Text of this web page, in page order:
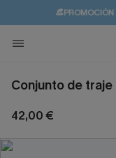
🚚ENVÍO
Conjunto de traje
42,00 €